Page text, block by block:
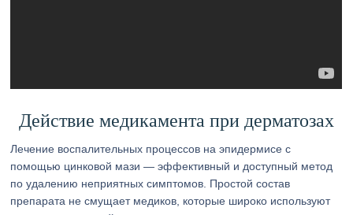
Действие медикамента при дерматозах
Лечение воспалительных процессов на эпидермисе с
помощью цинковой мази — эффективный и доступный метод
по удалению неприятных симптомов. Простой состав
препарата не смущает медиков, которые широко используют